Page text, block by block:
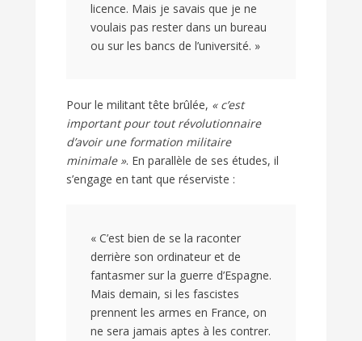
licence. Mais je savais que je ne
voulais pas rester dans un bureau
ou sur les bancs de l’université. »
Pour le militant tête brûlée, « c’est
important pour tout révolutionnaire
d’avoir une formation militaire
minimale ». En parallèle de ses études, il
s’engage en tant que réserviste :
« C’est bien de se la raconter
derrière son ordinateur et de
fantasmer sur la guerre d’Espagne.
Mais demain, si les fascistes
prennent les armes en France, on
ne sera jamais aptes à les contrer.